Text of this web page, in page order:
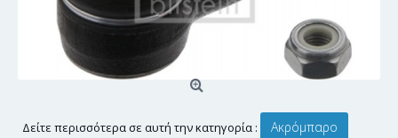
Δείτε περισσότερα σε αυτή την κατηγορία : Ακρόμπαρο